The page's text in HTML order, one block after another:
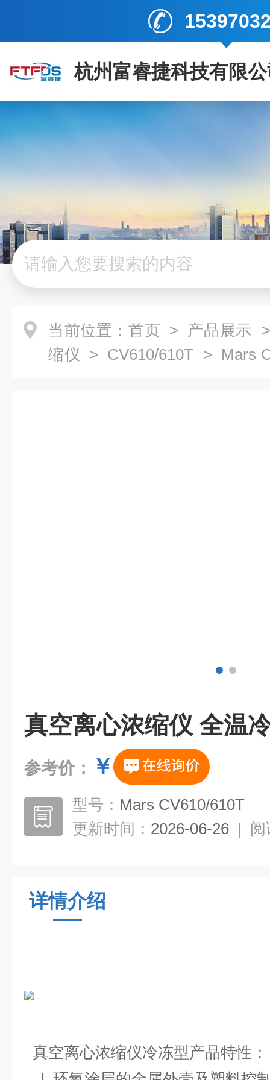
杭州富睿捷科技有限
当前位置： 首页 > 产品展示
缩仪 > CV610/610T > Mars
真空离心浓缩仪 全温
参考价： ￥
型号： Mars CV610/610T
更新时间： 2026-06-26 | 阅
详情介绍
真空离心浓缩仪冷冻型产品特性：